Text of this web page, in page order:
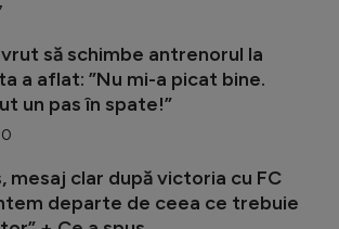
să schimbe antrenorul la
a aflat: ”Nu mi-a picat bine.
un pas în spate!”
mesaj clar după victoria cu FC
departe de ceea ce trebuie